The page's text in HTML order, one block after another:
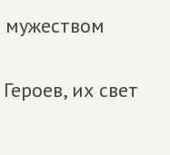
их свет